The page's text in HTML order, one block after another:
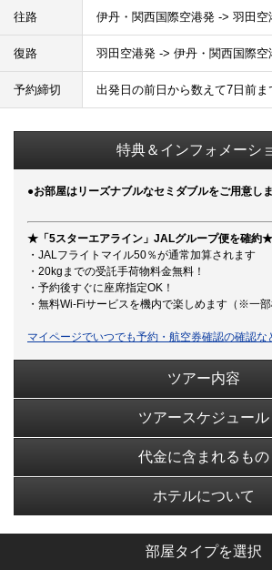
往路 伊丹・関西国際空港発 -> 羽田空
復路 羽田空港発 -> 伊丹・関西国際空
予約締切 出発日の前日から数えて7日前ま
特典＆インフォメーシ
●お部屋はリーズナブルなセミダブルをご用意し
★「5スターエアライン」JALグループ便を確約★
・JALフライトマイル50％が通常加算されます
・20kgまでの受託手荷物料金無料！
・予約後すぐに座席指定OK！
・無料Wi-Fiサービスを機内で楽しめます（※一部
マイページでいつでも予約・航空券確認の確認
ツアー内容
ツアースケジュール
代金に含まれるもの
ホテルについて
部屋タイプを選択